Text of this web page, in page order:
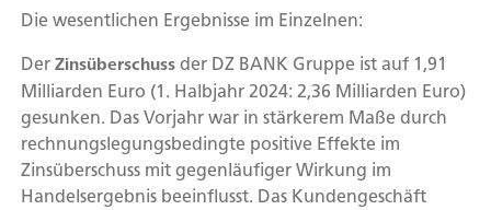
Die wesentlichen Ergebnisse im Einzelnen:
Der Zinsüberschuss der DZ BANK Gruppe ist auf 1,91
Milliarden Euro (1. Halbjahr 2024: 2,36 Milliarden Euro)
gesunken. Das Vorjahr war in stärkerem Maße durch
rechnungslegungsbedingte positive Effekte im
Zinsüberschuss mit gegenläufiger Wirkung im
Handelsergebnis beeinflusst. Das Kundengeschäft